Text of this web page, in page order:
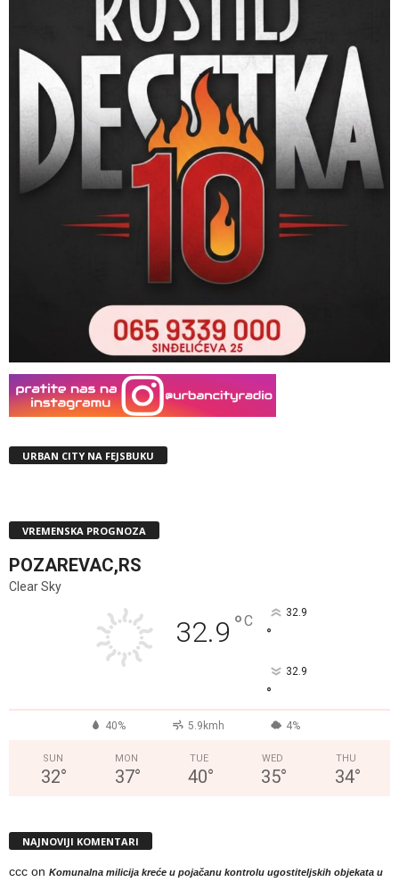
URBAN CITY NA FEJSBUKU
VREMENSKA PROGNOZA
POZAREVAC,RS
Clear Sky
32.9 °C 32.9
°
32.9
°
40% 5.9kmh 4%
SUN
32°
MON
37°
TUE
40°
WED
35°
THU
34°
NAJNOVIJI KOMENTARI
ccc on Komunalna milicija kreće u pojačanu kontrolu ugostiteljskih objekata u